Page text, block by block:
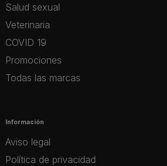
Salud sexual
Veterinaria
COVID 19
Promociones
Todas las marcas
Información
Aviso legal
Política de privacidad